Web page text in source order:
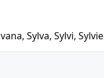
Sylva, Sylvi, Sylvie